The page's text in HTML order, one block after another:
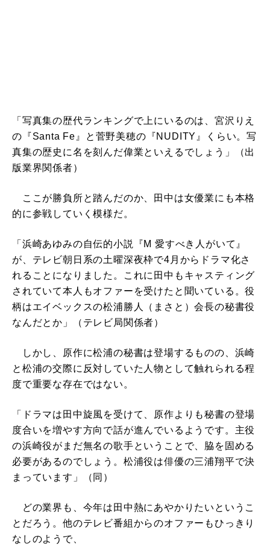
「写真集の歴代ランキングで上にいるのは、宮沢りえ
の『Santa Fe』と菅野美穂の『NUDITY』くらい。写
真集の歴史に名を刻んだ偉業といえるでしょう」（出
版業界関係者）
ここが勝負所と踏んだのか、田中は女優業にも本格
的に参戦していく模様だ。
「浜崎あゆみの自伝的小説『M 愛すべき人がいて』
が、テレビ朝日系の土曜深夜枠で4月からドラマ化さ
れることになりました。これに田中もキャスティング
されていて本人もオファーを受けたと聞いている。役
柄はエイベックスの松浦勝人（まさと）会長の秘書役
なんだとか」（テレビ局関係者）
しかし、原作に松浦の秘書は登場するものの、浜崎
と松浦の交際に反対していた人物として触れられる程
度で重要な存在ではない。
「ドラマは田中旋風を受けて、原作よりも秘書の登場
度合いを増やす方向で話が進んでいるようです。主役
の浜崎役がまだ無名の歌手ということで、脇を固める
必要があるのでしょう。松浦役は俳優の三浦翔平で決
まっています」（同）
どの業界も、今年は田中熱にあやかりたいというこ
とだろう。他のテレビ番組からのオファーもひっきり
なしのようで、